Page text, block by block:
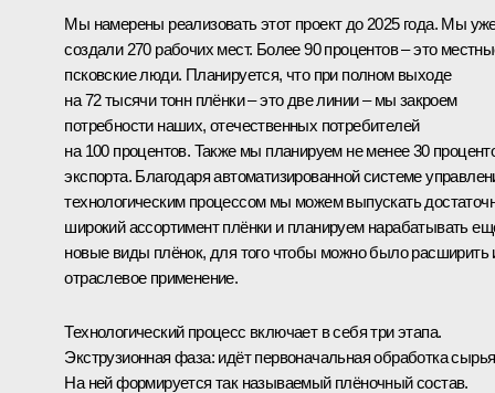
Мы намерены реализовать этот проект до 2025 года. Мы
создали 270 рабочих мест. Более 90 процентов – это
псковские люди. Планируется, что при полном выходе
на 72 тысячи тонн плёнки – это две линии – мы закроем
потребности наших, отечественных потребителей
на 100 процентов. Также мы планируем не менее 30
экспорта. Благодаря автоматизированной системе
технологическим процессом мы можем выпускать
широкий ассортимент плёнки и планируем нарабатывать
новые виды плёнок, для того чтобы можно было расширить
отраслевое применение.
Технологический процесс включает в себя три этапа.
Экструзионная фаза: идёт первоначальная обработка
На ней формируется так называемый плёночный состав.